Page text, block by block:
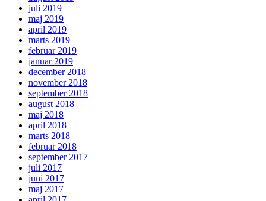
juli 2019
maj 2019
april 2019
marts 2019
februar 2019
januar 2019
december 2018
november 2018
september 2018
august 2018
maj 2018
april 2018
marts 2018
februar 2018
september 2017
juli 2017
juni 2017
maj 2017